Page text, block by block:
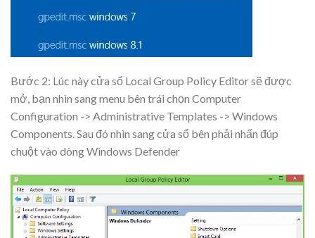
Bước 2: Lúc này cửa sổ Local Group Policy Editor sẽ được
mở, bạn nhìn sang menu bên trái chọn Computer
Configuration -> Administrative Templates -> Windows
Components. Sau đó nhìn sang cửa sổ bên phải nhấn đúp
chuột vào dòngWindows Defender